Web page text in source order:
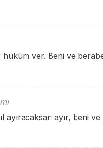
hüküm ver. Beni ve
ayıracaksan ayır, beni ve